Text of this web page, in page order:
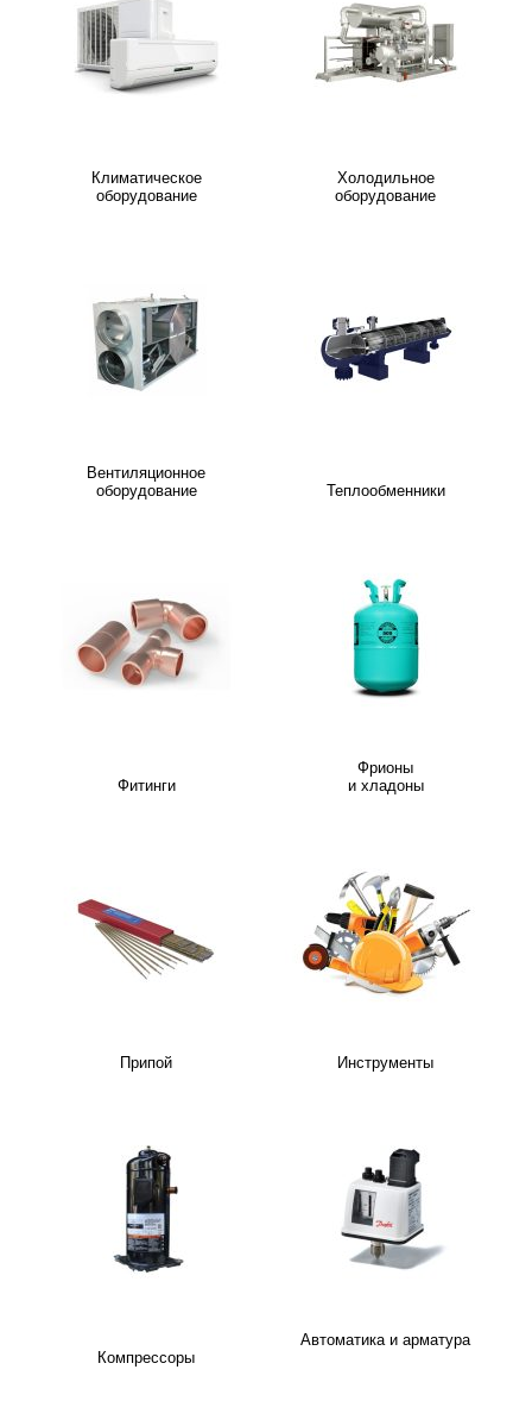
Климатическое
оборудование
Вентиляционное
оборудование
Фитинги
Припой
Компрессоры
Холодильное
оборудование
Теплообменники
Фрионы
и хладоны
Инструменты
Автоматика и арматура